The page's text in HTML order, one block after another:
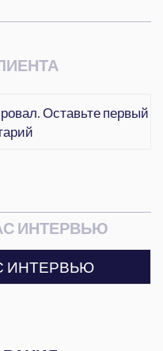
Оставьте первый
ИНТЕРВЬЮ
ИНТЕРВЬЮ